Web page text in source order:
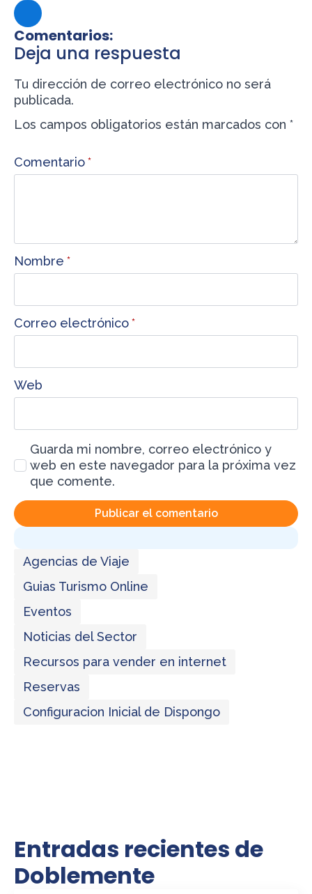
Comentarios:
Deja una respuesta
Tu dirección de correo electrónico no será
publicada.
Los campos obligatorios están marcados con *
Comentario*
Nombre *
Correo electrónico*
Web
Guarda mi nombre, correo electrónico y
web en este navegador para la próxima vez
que comente.
Agencias de Viaje
Guias Turismo Online
Eventos
Noticias del Sector
Recursos para vender en internet
Reservas
Configuracion Inicial de Dispongo
Entradas recientes de
Doblemente